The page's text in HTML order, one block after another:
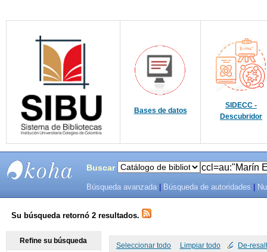
Bases de datos
SIDECC -
Descubridor
SISTEMAS
DE
Buscar
Búsqueda avanzada Búsqueda de autoridades
Su búsqueda retornó 2 resultados.
Seleccionar todo Limpiar todo De-
Refine su búsqueda